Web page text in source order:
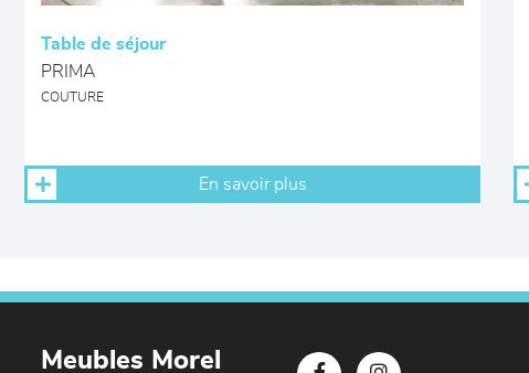
Table de séjour
PRIMA
COUTURE
En savoir plus
Meubles Morel